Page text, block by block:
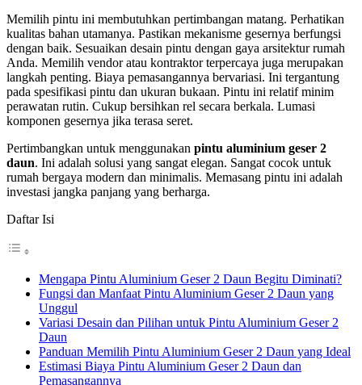
Memilih pintu ini membutuhkan pertimbangan matang. Perhatikan
kualitas bahan utamanya. Pastikan mekanisme gesernya berfungsi
dengan baik. Sesuaikan desain pintu dengan gaya arsitektur rumah
Anda. Memilih vendor atau kontraktor terpercaya juga merupakan
langkah penting. Biaya pemasangannya bervariasi. Ini tergantung
pada spesifikasi pintu dan ukuran bukaan. Pintu ini relatif minim
perawatan rutin. Cukup bersihkan rel secara berkala. Lumasi
komponen gesernya jika terasa seret.
Pertimbangkan untuk menggunakan pintu aluminium geser 2
daun. Ini adalah solusi yang sangat elegan. Sangat cocok untuk
rumah bergaya modern dan minimalis. Memasang pintu ini adalah
investasi jangka panjang yang berharga.
Daftar Isi
Mengapa Pintu Aluminium Geser 2 Daun Begitu Diminati?
Fungsi dan Manfaat Pintu Aluminium Geser 2 Daun yang
Unggul
Variasi Desain dan Pilihan untuk Pintu Aluminium Geser 2
Daun
Panduan Memilih Pintu Aluminium Geser 2 Daun yang Ideal
Estimasi Biaya Pintu Aluminium Geser 2 Daun dan
Pemasangannya